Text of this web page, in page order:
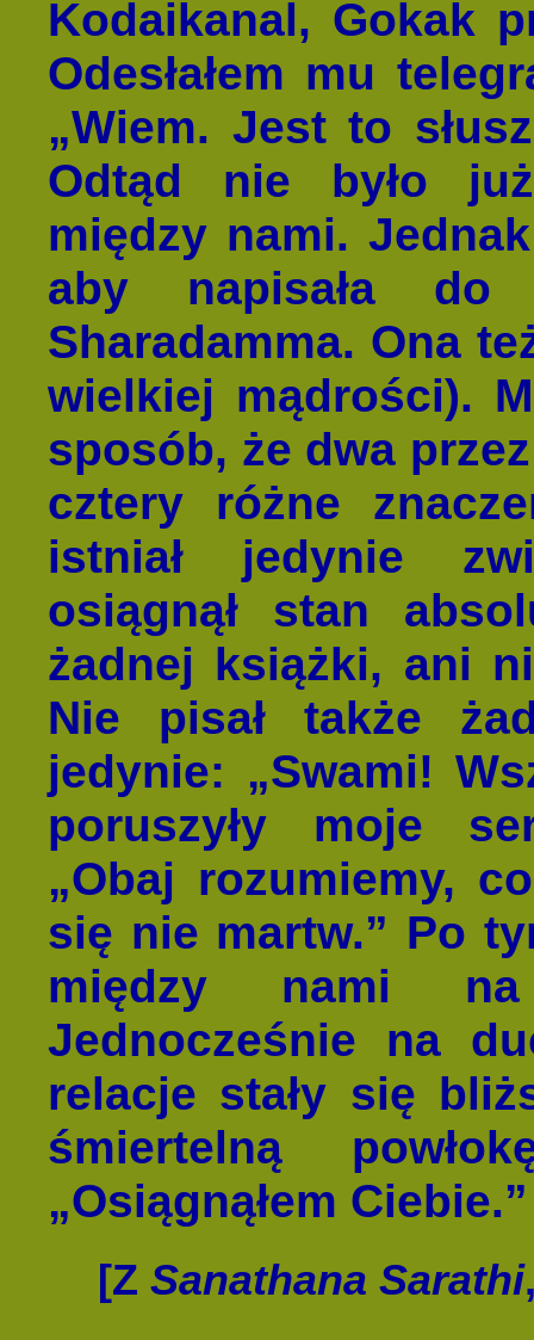
Kodaikanal, Gokak
Odesłałem mu
„Wiem. Jest to
Odtąd nie było
między nami.
aby napisała
Sharadamma. Ona
wielkiej mądrości).
sposób, że dwa
cztery różne
istniał jedynie
osiągnął stan
żadnej książki, ani
Nie pisał także
jedynie: „Swami!
poruszyły moje
„Obaj rozumiemy,
się nie martw.” Po
między nami na
Jednocześnie na
relacje stały się
śmiertelną
„Osiągnąłem Ciebie.”
[Z Sanathana Sarathi